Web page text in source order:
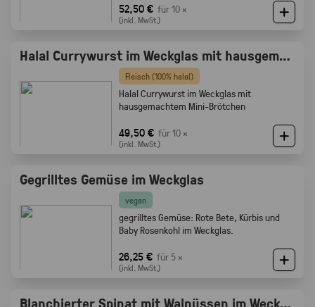
Röstaromen vom knusprigen Brot
52,50 € für 10 ×
(inkl. MwSt.)
Halal Currywurst im Weckglas mit hausgemachtem Mini-Brötchen
Fleisch (100% halal)
Halal Currywurst im Weckglas mit
hausgemachtem Mini-Brötchen
49,50 € für 10 ×
(inkl. MwSt.)
Gegrilltes Gemüse im Weckglas
vegan
gegrilltes Gemüse: Rote Bete, Kürbis und
Baby Rosenkohl im Weckglas.
26,25 € für 5 ×
(inkl. MwSt.)
Blanchierter Spinat mit Walnüssen im Weckglas